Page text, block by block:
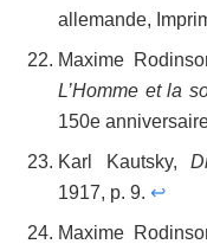
allemande,
Maxime
L’Homme et la
150e
Karl Kautsky,
1917, p. 9. ↩
Maxime